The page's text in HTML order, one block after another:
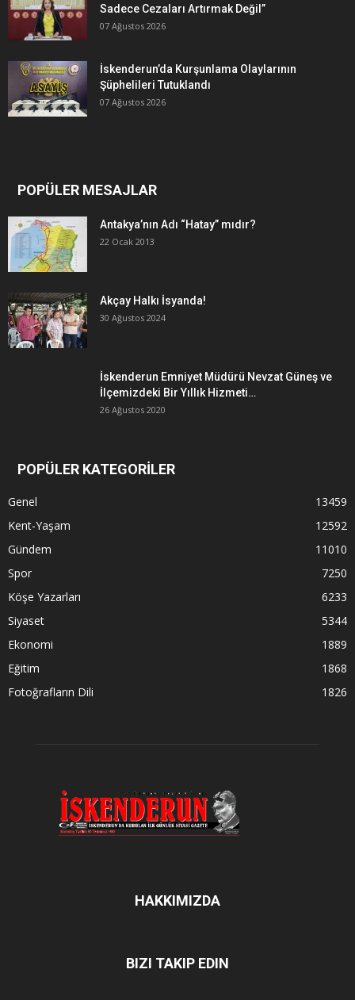
Sadece Cezaları Artırmak Değil”
07 Ağustos 2026
İskenderun’da Kurşunlama Olaylarının
Şüphelileri Tutuklandı
07 Ağustos 2026
POPÜLER MESAJLAR
Antakya’nın Adı “Hatay” mıdır?
22 Ocak 2013
Akçay Halkı İsyanda!
30 Ağustos 2024
İskenderun Emniyet Müdürü Nevzat Güneş ve
İlçemizdeki Bir Yıllık Hizmeti…
26 Ağustos 2020
POPÜLER KATEGORİLER
Genel
13459
Kent-Yaşam
12592
Gündem
11010
Spor
7250
Köşe Yazarları
6233
Siyaset
5344
Ekonomi
1889
Eğitim
1868
Fotoğrafların Dili
1826
HAKKIMIZDA
BIZI TAKIP EDIN